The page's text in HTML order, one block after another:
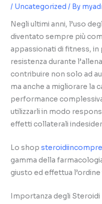
/ Uncategorized / By
Negli ultimi anni, l’uso
diventato sempre più
appassionati di fitness,
resistenza durante
contribuire non solo ad
ma anche a migliorare la
performance
utilizzarli in modo
effetti collaterali
Lo shop
gamma della
giusto ed effettua
Importanza degli Steroidi